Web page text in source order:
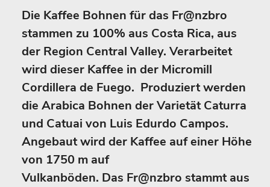
Die Kaffee Bohnen für das Fr@nzbro
stammen zu 100% aus Costa Rica, aus
der Region Central Valley. Verarbeitet
wird dieser Kaffee in der Micromill
Cordillera de Fuego. Produziert werden
die Arabica Bohnen der Varietät Caturra
und Catuai von Luis Edurdo Campos.
Angebaut wird der Kaffee auf einer Höhe
von 1750 m auf
Vulkanböden. Das Fr@nzbro stammt aus